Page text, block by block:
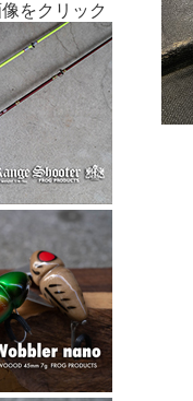
をクリック